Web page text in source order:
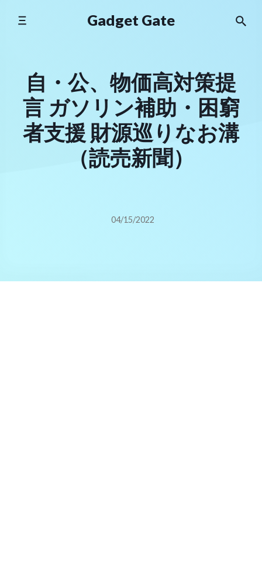
Gadget Gate
自・公、物価高対策提
言 ガソリン補助・困窮
者支援 財源巡りなお溝
（読売新聞）
04/15/2022